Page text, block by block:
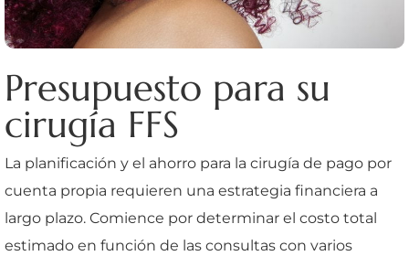
Presupuesto para su
cirugía FFS
La planificación y el ahorro para la cirugía de pago por
cuenta propia requieren una estrategia financiera a
largo plazo. Comience por determinar el costo total
estimado en función de las consultas con varios